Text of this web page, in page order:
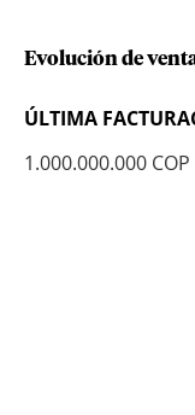
Evolución de
ÚLTIMA
1.000.000.000 COP